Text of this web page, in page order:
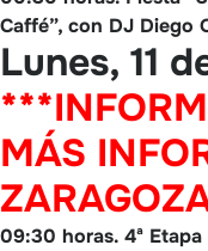
Caffé”, con DJ Diego
Lunes, 11
MÁS
09:30 horas. 4ª